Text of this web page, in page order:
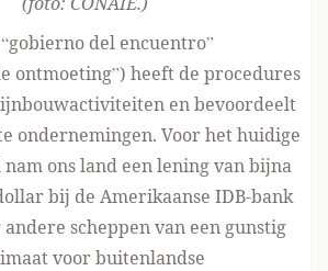
del encuentro”
ontmoeting”) heeft de procedures
en bevoordeelt
ondernemingen. Voor het huidige
ons land een lening van bijna
bij de Amerikaanse IDB-bank
scheppen van een gunstig
voor buitenlandse